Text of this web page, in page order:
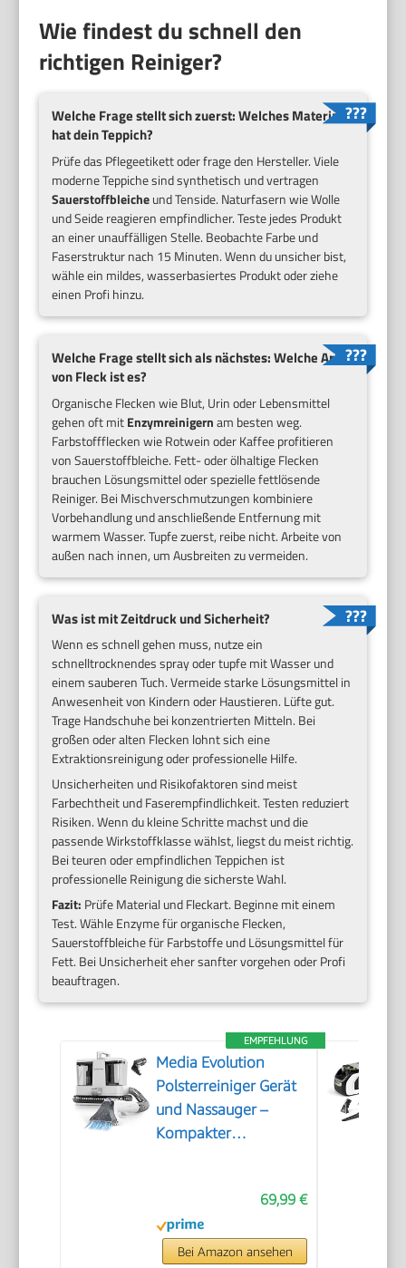
Wie findest du schnell den
richtigen Reiniger?
Welche Frage stellt sich zuerst: Welches Material
hat dein Teppich?
Prüfe das Pflegeetikett oder frage den Hersteller. Viele
moderne Teppiche sind synthetisch und vertragen
Sauerstoffbleicheund Tenside. Naturfasern wie Wolle
und Seide reagieren empfindlicher. Teste jedes Produkt
an einer unauffälligen Stelle. Beobachte Farbe und
Faserstruktur nach 15 Minuten. Wenn du unsicher bist,
wähle ein mildes, wasserbasiertes Produkt oder ziehe
einen Profi hinzu.
Welche Frage stellt sich als nächstes: Welche Art
von Fleck ist es?
Organische Flecken wie Blut, Urin oder Lebensmittel
gehen oft mitEnzymreinigernam besten weg.
Farbstoffflecken wie Rotwein oder Kaffee profitie­ren
von Sauerstoffbleiche. Fett- oder ölhaltige Flecken
brauchen Lösungsmittel oder spezielle fettlösende
Reiniger. Bei Mischverschmutzungen kombiniere
Vorbehandlung und anschließende Entfernung mit
warmem Wasser. Tupfe zuerst, reibe nicht. Arbeite von
außen nach innen, um Ausbreiten zu vermeiden.
Was ist mit Zeitdruck und Sicherheit?
Wenn es schnell gehen muss, nutze ein
schnelltrocknendes spray oder tupfe mit Wasser und
einem sauberen Tuch. Vermeide starke Lösungsmittel in
Anwesenheit von Kindern oder Haustieren. Lüfte gut.
Trage Handschuhe bei konzentrierten Mitteln. Bei
großen oder alten Flecken lohnt sich eine
Extraktionsreinigung oder professionelle Hilfe.
Unsicherheiten und Risikofaktoren sind meist
Farbechtheit und Faserempfindlichkeit. Testen reduziert
Risiken. Wenn du kleine Schritte machst und die
passende Wirkstoffklasse wählst, liegst du meist richtig.
Bei teuren oder empfindlichen Teppichen ist
professionelle Reinigung die sicherste Wahl.
Fazit: Prüfe Material und Fleckart. Beginne mit einem
Test. Wähle Enzyme für organische Flecken,
Sauerstoffbleiche für Farbstoffe und Lösungsmittel für
Fett. Bei Unsicherheit eher sanfter vorgehen oder Profi
beauftragen.
EMPFEHLUNG
Media Evolution
Polsterreiniger Gerät
und Nassauger –
Kompakter
Waschsauger für
Teppich, Polster
Autositze & Sofa
69,99 €
Bei Amazon ansehen